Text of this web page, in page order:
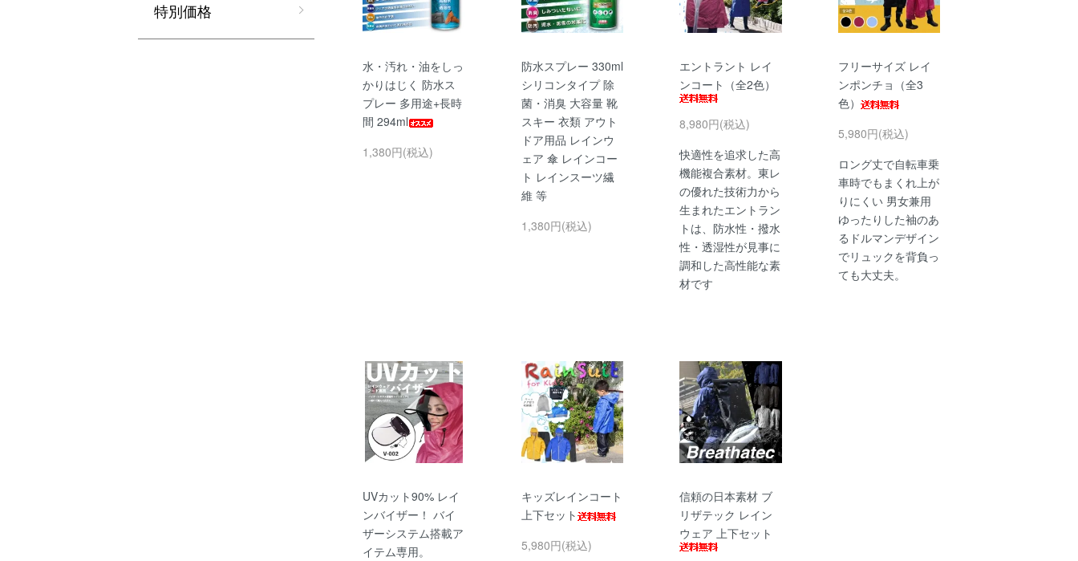
水・汚れ・油をしっ
かりはじく 防水ス
プレー 多用途+長時
間 294ml
1,380円(税込)
防水スプレー 330ml
シリコンタイプ 除
菌・消臭 大容量 靴
スキー 衣類 アウト
ドア用品 レインウ
ェア 傘 レインコー
ト レインスーツ繊
維 等
1,380円(税込)
エントラント レイ
ンコート（全2色）
8,980円(税込)
快適性を追求した高
機能複合素材。東レ
の優れた技術力から
生まれたエントラン
トは、防水性・撥水
性・透湿性が見事に
調和した高性能な素
材です
フリーサイズ レイ
ンポンチョ（全3
色）
5,980円(税込)
ロング丈で自転車乗
車時でもまくれ上が
りにくい 男女兼用
ゆったりした袖のあ
るドルマンデザイン
でリュックを背負っ
ても大丈夫。
UVカット90% レイ
ンバイザー！ バイ
ザーシステム搭載ア
イテム専用。
キッズレインコート
上下セット
5,980円(税込)
信頼の日本素材 ブ
リザテック レイン
ウェア 上下セット
特別価格